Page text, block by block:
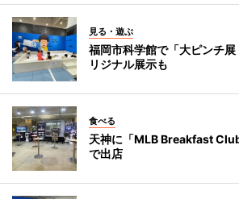
見る・遊ぶ
福岡市科学館で「大ピンチ
リジナル展示も
食べる
天神に「MLB Breakfast
で出店